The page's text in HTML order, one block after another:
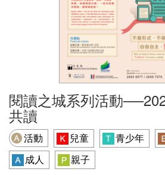
閱讀之城系列活動
共讀
活動 兒童 青少年
成人
親子